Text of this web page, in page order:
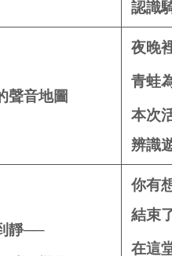
認識
聲音地圖
夜晚
青蛙
本次
辨識
靜──
你有
結束
在這